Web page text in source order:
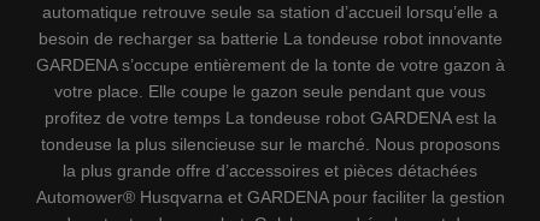
automatique retrouve seule sa station d’accueil lorsqu’elle a
besoin de recharger sa batterie La tondeuse robot innovante
GARDENA s’occupe entièrement de la tonte de votre gazon à
votre place. Elle coupe le gazon seule pendant que vous
profitez de votre temps La tondeuse robot GARDENA est la
tondeuse la plus silencieuse sur le marché. Nous proposons
la plus grande offre d’accessoires et pièces détachées
Automower® Husqvarna et GARDENA pour faciliter la gestion